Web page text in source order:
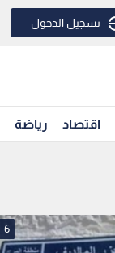
تسجيل الدخول
اقتصاد رياضة
6